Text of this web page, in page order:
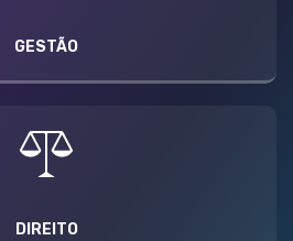
GESTÃO
DIREITO